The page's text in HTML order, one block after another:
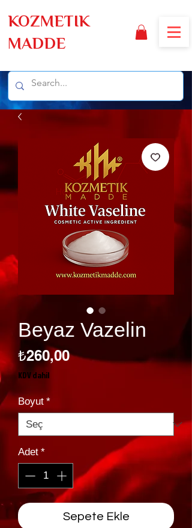
KOZMETIK
MADDE
Beyaz Vazelin
₺260,00Fiyat
KDV dahil
Boyut *
Adet *
Sepete Ekle